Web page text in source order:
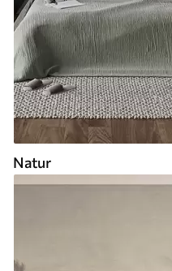
Natur